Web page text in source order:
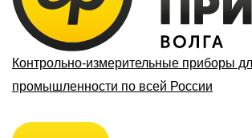
Контрольно-измерительные приборы
промышленности по всей России